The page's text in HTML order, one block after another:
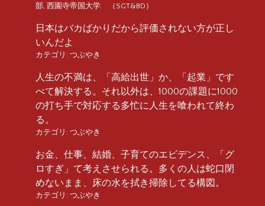
部 西園寺帝国大学 （SGT&BD）
日本はバカばかりだから評価されない方が正し
いんだよ
カテゴリ: つぶやき
人生の不満は、「高給出世」か、「起業」です
べて解決する。それ以外は、1000の課題に1000
の打ち手で対応する多忙に人生を喰われて終わ
る。
カテゴリ: つぶやき
お金、仕事、結婚、子育てのエビデンス、「グ
ロすぎ」て考えさせられる。多くの人は蛇口閉
めないまま、床の水を拭き掃除してる構図。
カテゴリ: つぶやき